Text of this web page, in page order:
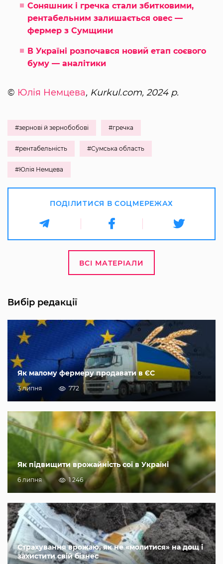
Соняшник і гречка стали збитковими,
рентабельним залишається овес —
фермер з Сумщини
В Україні розпочався новий етап соєвого
буму — аналітики
© Юлія Немцева, Kurkul.com, 2024 р.
#зернові й зернобобові #гречка
#рентабельність #Сумська область
#Юлія Немцева
ПОДІЛИТИСЯ В СОЦМЕРЕЖАХ
ВСІ МАТЕРІАЛИ
Вибір редакції
Як малому фермеру продавати в ЄС
3 липня 772
Як підвищити врожайність сої в Україні
6 липня 1 246
Страхування врожаю, як не «молитися» на дощ і
захистити свій бізнес